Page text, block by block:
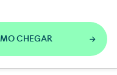
CHEGAR